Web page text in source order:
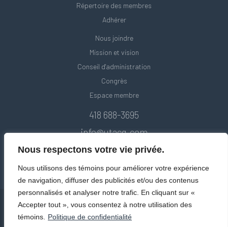
Nous respectons votre vie privée.
Nous utilisons des témoins pour améliorer votre expérience
de navigation, diffuser des publicités et/ou des contenus
personnalisés et analyser notre trafic. En cliquant sur «
Accepter tout », vous consentez à notre utilisation des
témoins.
Politique de confidentialité
Répertoire des membres
Adhérer
Nous joindre
Mission et vision
Conseil d'administration
Congrès
Espace membre
418 688-3695
info@utacq.com